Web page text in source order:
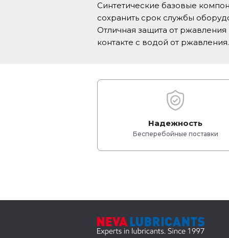
Синтетические базовые
сохранить срок службы
Отличная защита от
контакте с водой от ржавления.
Надежность
Бесперебойные поставки